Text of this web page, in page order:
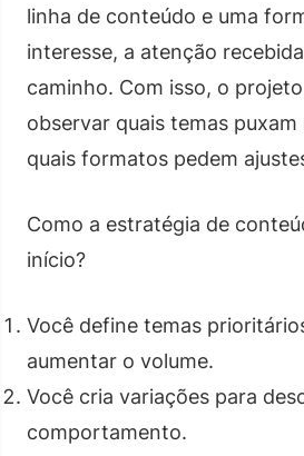
linha de conteúdo e uma
interesse, a atenção
caminho. Com isso, o
observar quais temas
quais formatos pedem
Como a estratégia de
início?
Você define temas
aumentar o volume.
Você cria variações para
comportamento.